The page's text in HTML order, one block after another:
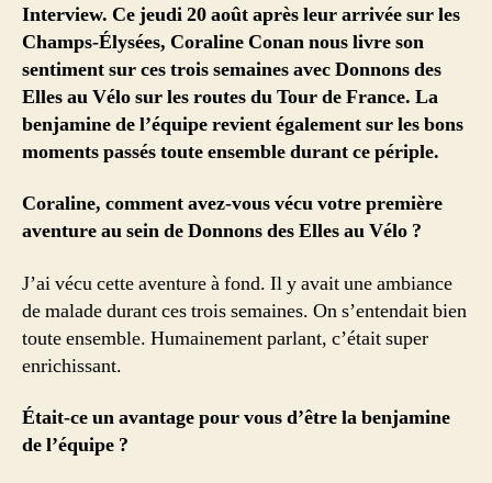
Interview. Ce jeudi 20 août après leur arrivée sur les
Champs-Élysées, Coraline Conan nous livre son
sentiment sur ces trois semaines avec Donnons des
Elles au Vélo sur les routes du Tour de France. La
benjamine de l’équipe revient également sur les bons
moments passés toute ensemble durant ce périple.
Coraline, comment avez-vous vécu votre première
aventure au sein de Donnons des Elles au Vélo ?
J’ai vécu cette aventure à fond. Il y avait une ambiance
de malade durant ces trois semaines. On s’entendait bien
toute ensemble. Humainement parlant, c’était super
enrichissant.
Était-ce un avantage pour vous d’être la benjamine
de l’équipe ?